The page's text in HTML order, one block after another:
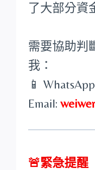
了大部分資
需要協助判
我：
📱
Email:
🚨緊急提醒